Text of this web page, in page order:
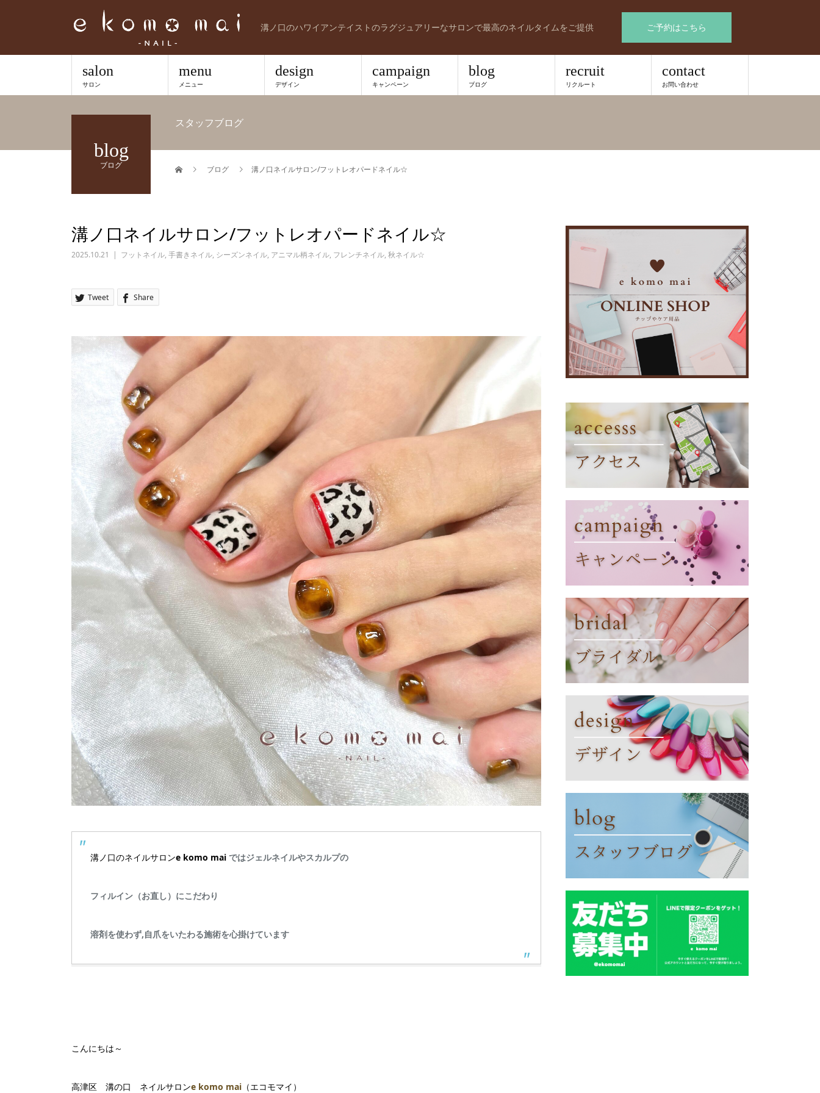
溝ノ口のハワイアンテイストのラグジュアリーなサロンで最高のネイルタイムをご提供 ご予約はこちら
salon
サロン
menu
メニュー
design
デザイン
campaign
キャンペーン
blog
ブログ
recruit
リクルート
contact
お問い合わせ
blog
ブログ
スタッフブログ
ブログ 溝ノ口ネイルサロン/フットレオパードネイル☆
溝ノ口ネイルサロン/フットレオパードネイル☆
2025.10.21 フットネイル, 手書きネイル, シーズンネイル, アニマル柄ネイル, フレンチネイル, 秋ネイル☆
Tweet Share
溝ノ口のネイルサロンe komo mai ではジェルネイルやスカルプの
フィルイン（お直し）にこだわり
溶剤を使わず,自爪をいたわる施術を心掛けています
こんにちは～
高津区 溝の口 ネイルサロンe komo mai （エコモマイ）